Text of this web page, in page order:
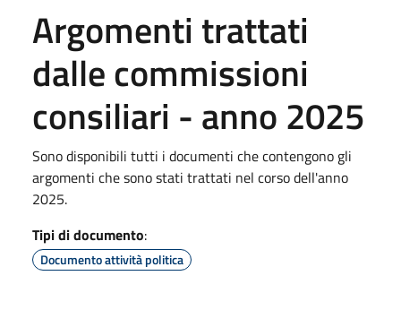
Argomenti trattati
dalle commissioni
consiliari - anno 2025
Sono disponibili tutti i documenti che contengono gli
argomenti che sono stati trattati nel corso dell'anno
2025.
Tipi di documento:
Documento attività politica